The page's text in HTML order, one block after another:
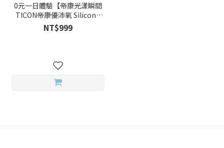
0元一日體驗【帝康光漾瞬間
TICON帝康優沛氧 Silicone
Hydrogel(1day)THEMOMENT】
矽水膠透明日拋
NT$999